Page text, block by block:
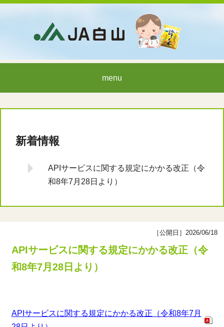
menu
新着情報
APIサービスに関する規定にかかる改正（令
和8年7月28日より）
APIサービスに関する規定にかかる改正（令
和8年7月28日より）
［公開日］2026/06/18
APIサービスに関する規定にかかる改正（令和8年7月